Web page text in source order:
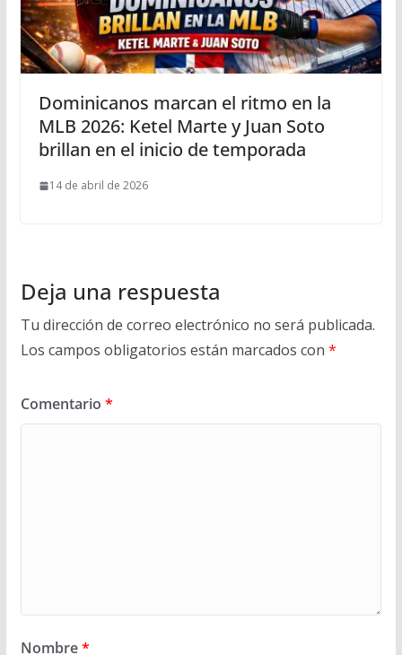
Dominicanos marcan el ritmo en la
MLB 2026: Ketel Marte y Juan Soto
brillan en el inicio de temporada
14 de abril de 2026
Deja una respuesta
Tu dirección de correo electrónico no será publicada.
Los campos obligatorios están marcados con *
Comentario *
Nombre*